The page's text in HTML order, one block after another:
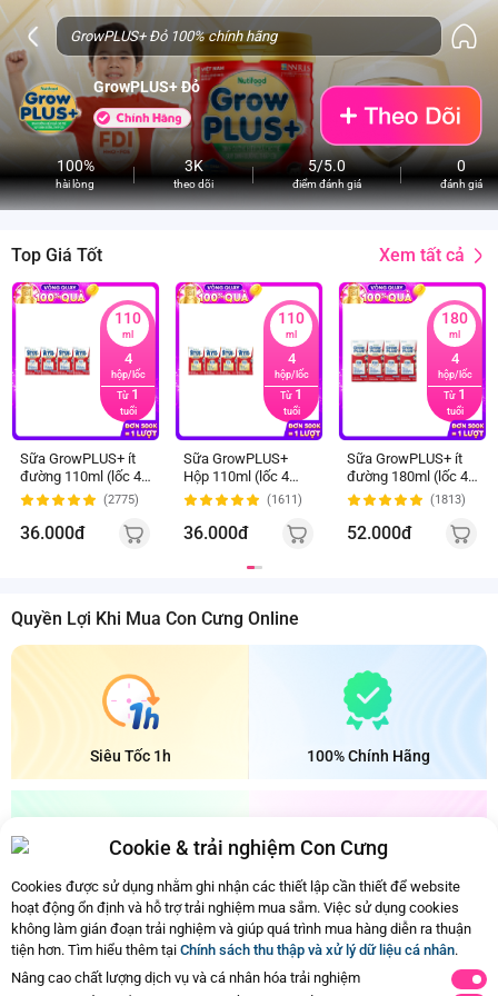
GrowPLUS+ Đỏ
100%
hài lòng
3K
theo dõi
5/5.0
điểm đánh giá
0
đánh giá
Top Giá Tốt Xem tất cả
110
ml
4
hộp/lốc
Từ 1
tuổi
Sữa GrowPLUS+ ít
đường 110ml (lốc 4
hộp)
(2775)
36.000đ
110
ml
4
hộp/lốc
Từ 1
tuổi
Sữa GrowPLUS+
Hộp 110ml (lốc 4
hộp)
(1611)
36.000đ
180
ml
4
hộp/lốc
Từ 1
tuổi
Sữa GrowPLUS+ ít
đường 180ml (lốc 4
hộp)
(1813)
52.000đ
Quyền Lợi Khi Mua Con Cưng Online
Siêu Tốc 1h 100% Chính Hãng
Bảo Quản Mát Đổi Trả Dễ Dàng
Ba mẹ đã xem hết nội dung rồi
Cookie & trải nghiệm Con Cưng
Cookies được sử dụng nhằm ghi nhận các thiết lập cần thiết để website
hoạt động ổn định và hỗ trợ trải nghiệm mua sắm. Việc sử dụng cookies
không làm gián đoạn trải nghiệm và giúp quá trình mua hàng diễn ra thuận
tiện hơn. Tìm hiểu thêm tại Chính sách thu thập và xử lý dữ liệu cá nhân.
Nâng cao chất lượng dịch vụ và cá nhân hóa trải nghiệm